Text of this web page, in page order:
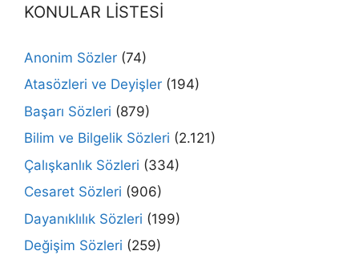
KONULAR LİSTESİ
Anonim Sözler (74)
Atasözleri ve Deyişler (194)
Başarı Sözleri (879)
Bilim ve Bilgelik Sözleri (2.121)
Çalışkanlık Sözleri (334)
Cesaret Sözleri (906)
Dayanıklılık Sözleri (199)
Değişim Sözleri (259)